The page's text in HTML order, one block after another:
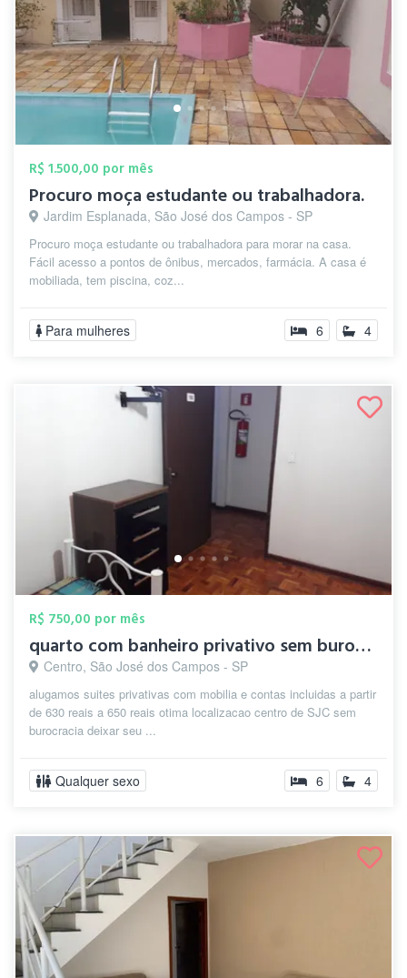
R$ 1.500,00 por mês
Procuro moça estudante ou trabalhadora.
Jardim Esplanada, São José dos Campos - SP
Procuro moça estudante ou trabalhadora para morar na casa.
Fácil acesso a pontos de ônibus, mercados, farmácia. A casa é
mobiliada, tem piscina, coz...
Para mulheres 6 4
R$ 750,00 por mês
quarto com banheiro privativo sem burocr...
Centro, São José dos Campos - SP
alugamos suites privativas com mobilia e contas incluidas a partir
de 630 reais a 650 reais otima localizacao centro de SJC sem
burocracia deixar seu ...
Qualquer sexo 6 4